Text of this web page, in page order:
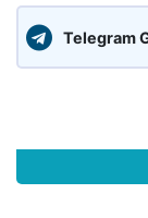
Telegram